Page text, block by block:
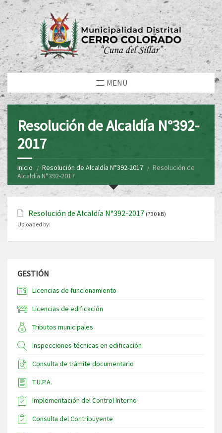
MENU
Resolución de Alcaldía N°392-
2017
Inicio Resolución de Alcaldía N°392-2017
Resolución de
Alcaldía N°392-2017
Resolución de Alcaldía N°392-2017 (730 kB)
Uploaded by:
GESTIÓN
Licencias de funcionamiento
Licencias de edificación
Tributos municipales
Inspecciones técnicas en edificación
Consulta de trámite documentario
T.U.P.A.
Implementación del Control Interno
Consulta del Contribuyente